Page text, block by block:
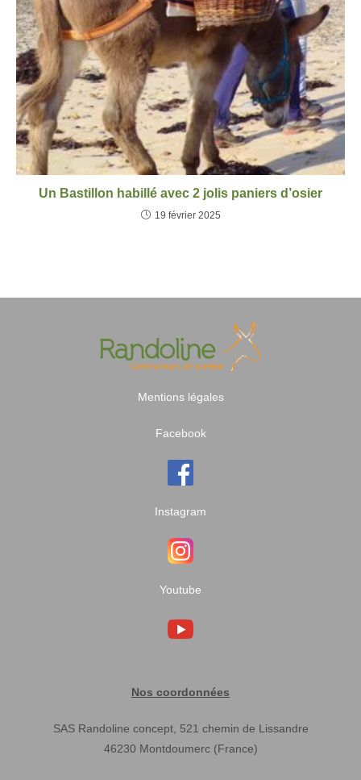
Un Bastillon habillé avec 2 jolis paniers d’osier
19 février 2025
Mentions légales
Facebook
Instagram
Youtube
Nos coordonnées
SAS Randoline concept, 521 chemin de Lissandre
46230 Montdoumerc (France)